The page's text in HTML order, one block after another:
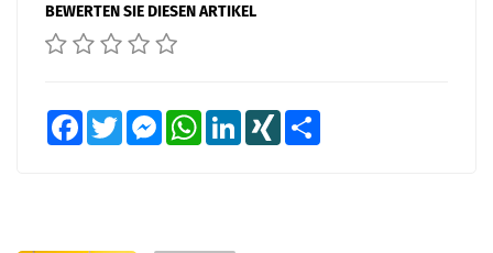
BEWERTEN SIE DIESEN ARTIKEL
FacebookTwitter MessengerWhatsAppLinkedInXING